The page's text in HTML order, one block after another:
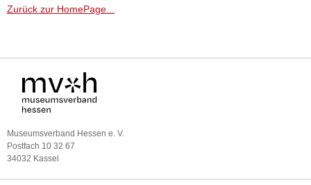
Zurück zur HomePage...
Museumsverband Hessen e. V.
Postfach 10 32 67
34032 Kassel